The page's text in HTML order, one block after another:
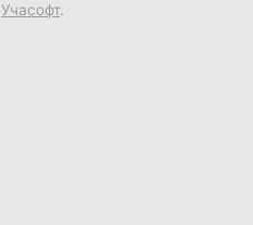
Учасофт.